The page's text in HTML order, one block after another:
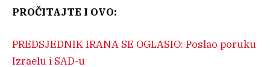
PROČITAJTE I OVO:
PREDSJEDNIK IRANA SE OGLASIO: Poslao poruku
Izraelu i SAD-u